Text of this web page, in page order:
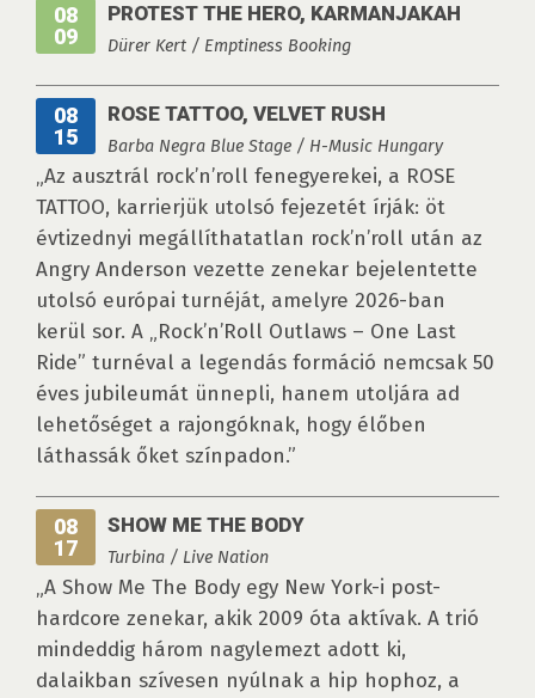
08
09
PROTEST THE HERO, KARMANJAKAH
Dürer Kert / Emptiness Booking
08
15
ROSE TATTOO, VELVET RUSH
Barba Negra Blue Stage / H-Music Hungary
„Az ausztrál rock’n’roll fenegyerekei, a ROSE
TATTOO, karrierjük utolsó fejezetét írják: öt
évtizednyi megállíthatatlan rock’n’roll után az
Angry Anderson vezette zenekar bejelentette
utolsó európai turnéját, amelyre 2026-ban
kerül sor. A „Rock’n’Roll Outlaws – One Last
Ride” turnéval a legendás formáció nemcsak 50
éves jubileumát ünnepli, hanem utoljára ad
lehetőséget a rajongóknak, hogy élőben
láthassák őket színpadon.”
08
17
SHOW ME THE BODY
Turbina / Live Nation
„A Show Me The Body egy New York-i post-
hardcore zenekar, akik 2009 óta aktívak. A trió
mindeddig három nagylemezt adott ki,
dalaikban szívesen nyúlnak a hip hophoz, a